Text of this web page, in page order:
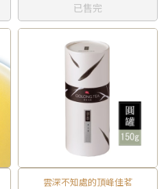
已售完
雲深不知處的頂峰佳茗